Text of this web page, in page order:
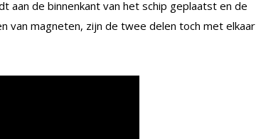
de binnenkant van het schip geplaatst en de
van magneten, zijn de twee delen toch met elkaar